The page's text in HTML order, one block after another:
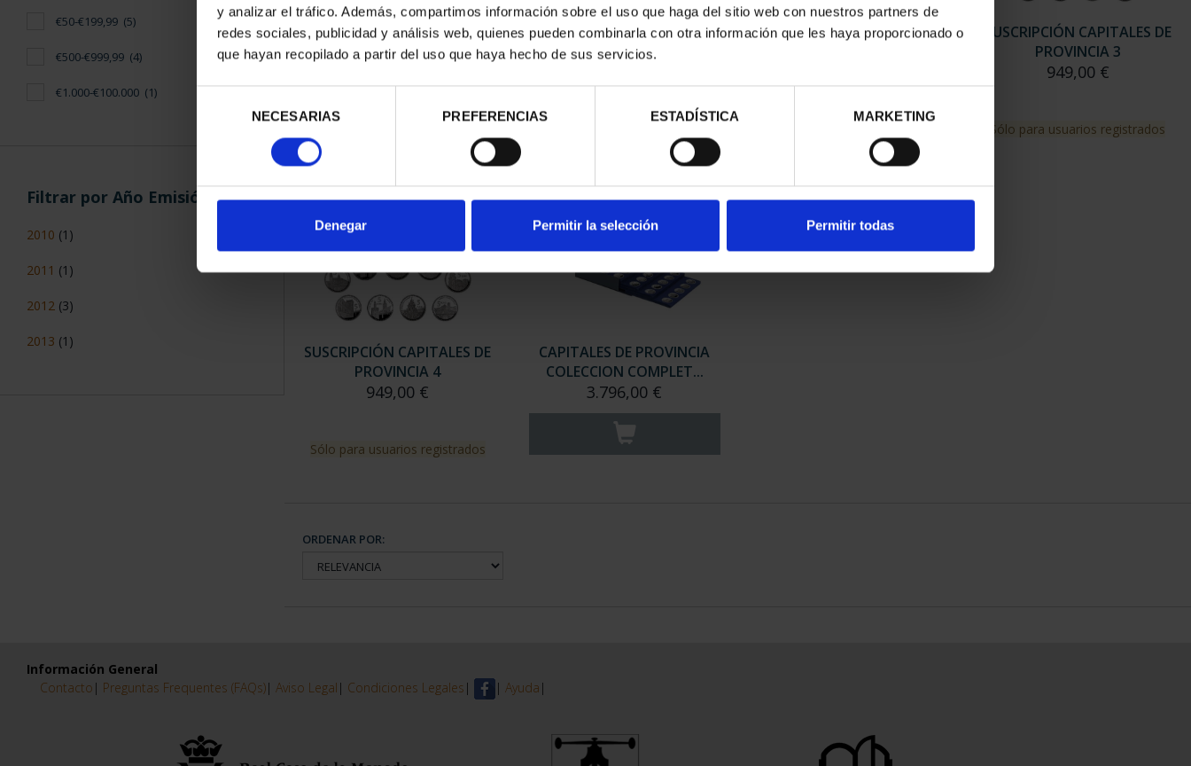
y analizar el tráfico. Además, compartimos información sobre el uso que haga del sitio web con nuestros partners de
redes sociales, publicidad y análisis web, quienes pueden combinarla con otra información que les haya proporcionado o
que hayan recopilado a partir del uso que haya hecho de sus servicios.
consentimiento
NECESARIAS PREFERENCIAS ESTADÍSTICA MARKETING
Denegar Permitir la selección Permitir todas
€50-€199,99 (5)
€500-€999,99 (4)
€1.000-€100.000 (1)
Filtrar por Año Emisión
2010 (1)
2011 (1)
2012 (3)
2013 (1)
CAPITALES ESPAÑOLAS -
TOLEDO
SUSCRIPCIÓN CAPITALES DE
PROVINCIA 1
SUSCRIPCIÓN CAPITALES DE
SUSCRIPCIÓN CAPITALES DE
PROVINCIA 3
949,00 €
Sólo para usuarios registrados
SUSCRIPCIÓN CAPITALES DE
PROVINCIA 4
949,00 €
Sólo para usuarios registrados
CAPITALES DE PROVINCIA
COLECCION COMPLET...
3.796,00 €
ORDENAR POR:
Información General
Contacto | Preguntas Frequentes (FAQs)| Aviso Legal | Condiciones Legales | | Ayuda |